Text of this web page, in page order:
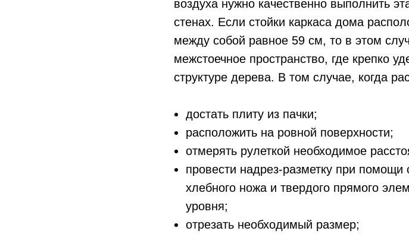
воздуха нужно качественно выполнить
стенах. Если стойки каркаса дома
между собой равное 59 см, то в этом
межстоечное пространство, где крепко
структуре дерева. В том случае, когда
достать плиту из пачки;
расположить на ровной поверхности;
отмерять рулеткой необходимое
провести надрез-разметку при помощи
хлебного ножа и твердого прямого
уровня;
отрезать необходимый размер;